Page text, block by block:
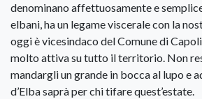
denominano affettuosamente e
elbani, ha un legame viscerale con la
oggi è vicesindaco del Comune di
molto attiva su tutto il territorio. Non
mandargli un grande in bocca al lupo e
d’Elba saprà per chi tifare quest’estate.